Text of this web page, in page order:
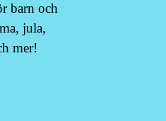
barn och
jula,
mer!